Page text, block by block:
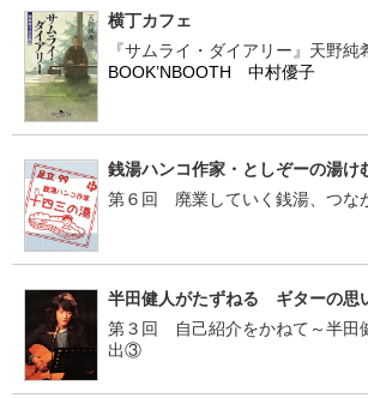
横丁カフェ
『サムライ・ダイアリー』天野純
BOOK’NBOOTH 中村優子
銭湯ハンコ作家・としぞーの湯け
第６回 廃業していく銭湯、つな
半田健人がたずねる ギターの思
第３回 自己紹介をかねて～半田
出③